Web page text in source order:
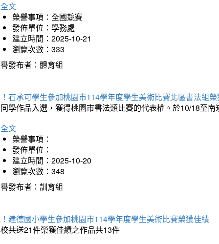
文
榮譽事項：全國競賽
發佈單位：學務處
建立時間：2025-10-21
瀏覽次數：333
發布者：體育組
石承可學生參加桃園市114學年度學生美術比賽北區書法組
學作品入選，獲得桃園市書法類比賽的代表權。於10/18至
文
榮譽事項：
發佈單位：
建立時間：2025-10-20
瀏覽次數：348
發布者：訓育組
建德國小學生參加桃園市114學年度學生美術比賽榮獲佳績
共送21件榮獲佳績之作品共13件